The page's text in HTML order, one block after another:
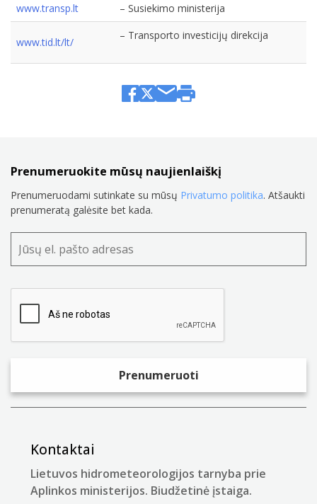
www.transp.lt
– Susiekimo ministerija
www.tid.lt/lt/
– Transporto investicijų direkcija
Prenumeruokite mūsų naujienlaiškį
Prenumeruodami sutinkate su mūsų Privatumo politika. Atšaukti
prenumeratą galėsite bet kada.
Kontaktai
Lietuvos hidrometeorologijos tarnyba prie
Aplinkos ministerijos. Biudžetinė įstaiga.